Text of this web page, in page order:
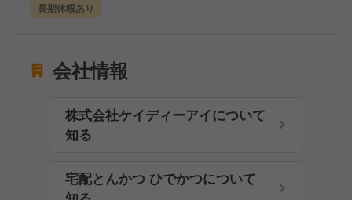
長期休暇あり
会社情報
株式会社ケイディーアイについて
知る
宅配とんかつ ひでかつについて